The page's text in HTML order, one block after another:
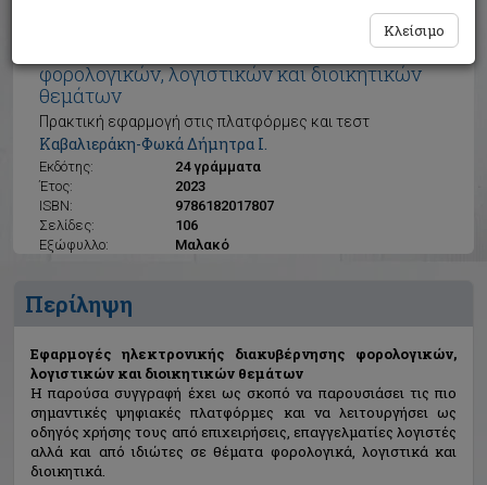
Εφαρμογές ηλεκτρονικής διακυβέρνησης
φορολογικών, λογιστικών και διοικητικών
θεμάτων
Πρακτική εφαρμογή στις πλατφόρμες και τεστ
Καβαλιεράκη-Φωκά Δήμητρα Ι.
Εκδότης:
24 γράμματα
Έτος:
2023
ISBN:
9786182017807
Σελίδες:
106
Εξώφυλλο:
Μαλακό
Περίληψη
Εφαρμογές ηλεκτρονικής διακυβέρνησης φορολογικών,
λογιστικών και διοικητικών θεμάτων
Η παρούσα συγγραφή έχει ως σκοπό να παρουσιάσει τις πιο
σημαντικές ψηφιακές πλατφόρμες και να λειτουργήσει ως
οδηγός χρήσης τους από επιχειρήσεις, επαγγελματίες λογιστές
αλλά και από ιδιώτες σε θέματα φορολογικά, λογιστικά και
διοικητικά.
Κλείσιμο